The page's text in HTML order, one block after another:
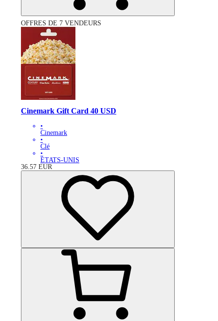
OFFRES DE 7 VENDEURS
Cinemark Gift Card 40 USD
•
Cinemark
•
Clé
•
ÉTATS-UNIS
36.57 EUR